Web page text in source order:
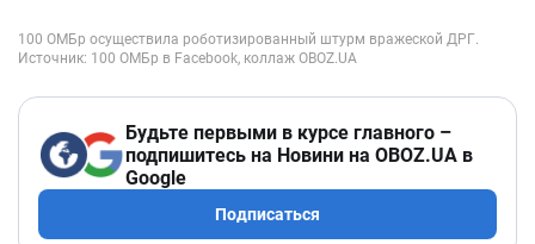
Будьте первыми в курсе главного –
подпишитесь на Новини на OBOZ.UA в
Google
Подписаться